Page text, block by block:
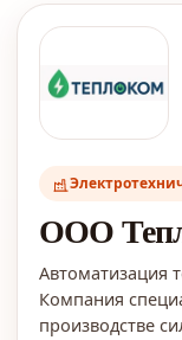
ООО
Автоматизация
Компания
производстве